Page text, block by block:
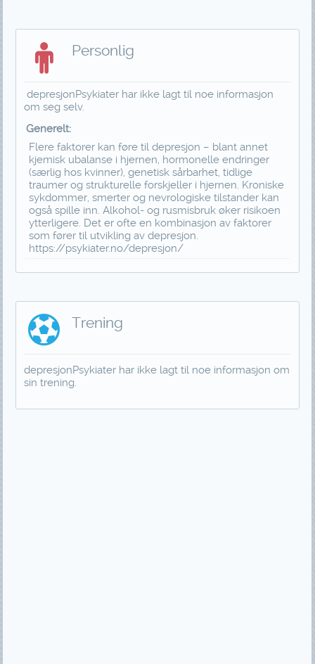
Personlig
depresjonPsykiater har ikke lagt til noe informasjon
om seg selv.
Generelt:
Flere faktorer kan føre til depresjon – blant annet
kjemisk ubalanse i hjernen, hormonelle endringer
(særlig hos kvinner), genetisk sårbarhet, tidlige
traumer og strukturelle forskjeller i hjernen. Kroniske
sykdommer, smerter og nevrologiske tilstander kan
også spille inn. Alkohol- og rusmisbruk øker risikoen
ytterligere. Det er ofte en kombinasjon av faktorer
som fører til utvikling av depresjon.
https://psykiater.no/depresjon/
Trening
depresjonPsykiater har ikke lagt til noe informasjon om
sin trening.